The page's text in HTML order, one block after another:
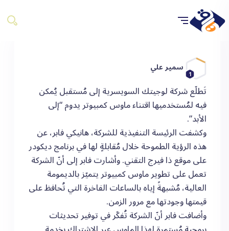
1 سمير علي
تَطلّع شركة لوجيتك السويسرية إلى مُستقبل يُمكن
فيه لمُستخدميها اقتناء ماوس كمبيوتر يدوم “إلى
الأبد”.
وكشفت الرئيسة التنفيذية للشركة، هانيكي فابر، عن
هذه الرؤية الطموحة خلال مُقابلةٍ لها في برنامج ديكودر
على موقع ذا فيرج التقني. وأشارت فابر إلى أنّ الشركة
تعمل على تطوير ماوس كمبيوتر يتميّز بالديمومة
العالية، مُشبهةً إياه بالساعات الفاخرة التي تُحافظ على
قيمتها وجودتها مع مرور الزمن.
وأضافت فابر أنّ الشركة تُفكّر في توفير تحديثات